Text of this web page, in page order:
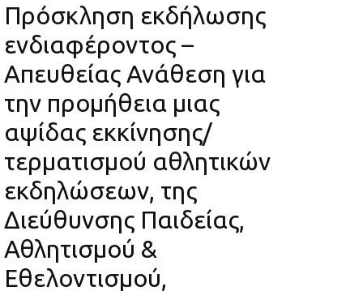
Πρόσκληση εκδήλωσης
ενδιαφέροντος –
Απευθείας Ανάθεση για
την προμήθεια μιας
αψίδας εκκίνησης/
τερματισμού αθλητικών
εκδηλώσεων, της
Διεύθυνσης Παιδείας,
Αθλητισμού &
Εθελοντισμού,